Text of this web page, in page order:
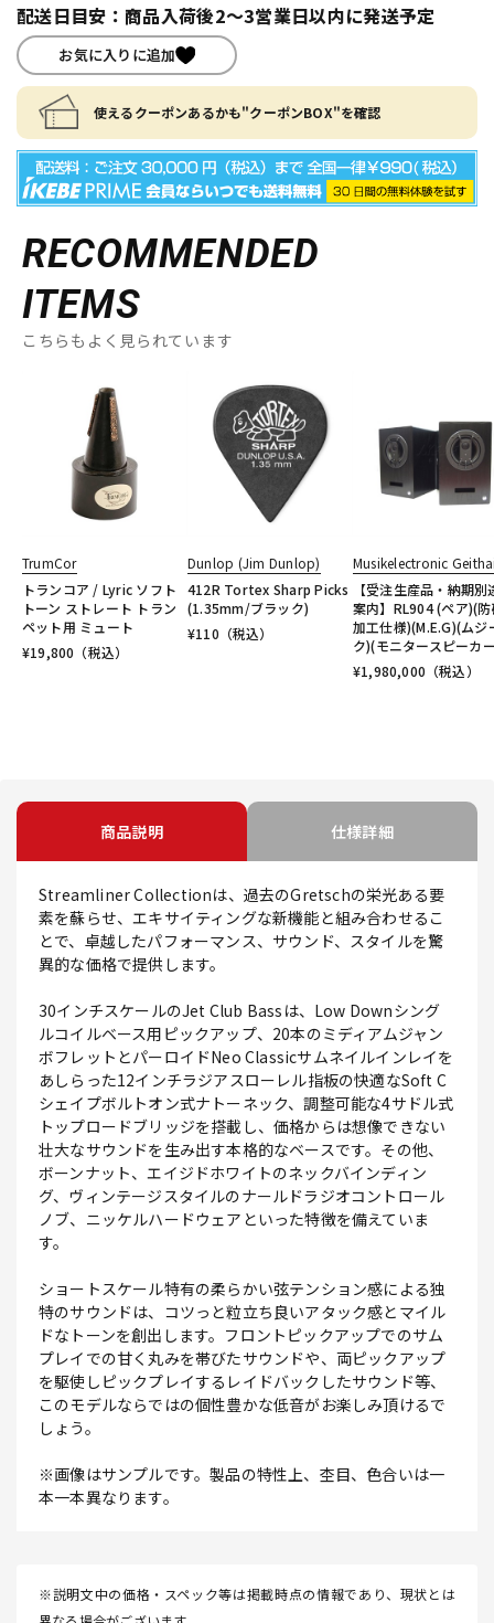
配送日目安：商品入荷後2～3営業日以内に発送予定
お気に入りに追加
使えるクーポンあるかも"クーポンBOX"を確認
RECOMMENDED
ITEMS
こちらもよく見られています
TrumCor
トランコア / Lyric ソフト
トーン ストレート トラン
ペット用 ミュート
¥19,800 （税込）
Dunlop (Jim Dunlop)
412R Tortex Sharp Picks
(1.35mm/ブラック)
¥110 （税込）
Musikelectronic
【受注生産品・納期別
案内】RL904 (ペア)(
加工仕様)(M.E.G)(ムジ
ク)(モニタースピーカ
¥1,980,000 （税込）
商品説明 仕様詳細
Streamliner Collectionは、過去のGretschの栄光ある要
素を蘇らせ、エキサイティングな新機能と組み合わせるこ
とで、卓越したパフォーマンス、サウンド、スタイルを驚
異的な価格で提供します。
30インチスケールのJet Club Bassは、Low Downシング
ルコイルベース用ピックアップ、20本のミディアムジャン
ボフレットとパーロイドNeo Classicサムネイルインレイを
あしらった12インチラジアスローレル指板の快適なSoft C
シェイプボルトオン式ナトーネック、調整可能な4サドル式
トップロードブリッジを搭載し、価格からは想像できない
壮大なサウンドを生み出す本格的なベースです。その他、
ボーンナット、エイジドホワイトのネックバインディン
グ、ヴィンテージスタイルのナールドラジオコントロール
ノブ、ニッケルハードウェアといった特徴を備えていま
す。
ショートスケール特有の柔らかい弦テンション感による独
特のサウンドは、コツっと粒立ち良いアタック感とマイル
ドなトーンを創出します。フロントピックアップでのサム
プレイでの甘く丸みを帯びたサウンドや、両ピックアップ
を駆使しピックプレイするレイドバックしたサウンド等、
このモデルならではの個性豊かな低音がお楽しみ頂けるで
しょう。
※画像はサンプルです。製品の特性上、杢目、色合いは一
本一本異なります。
※説明文中の価格・スペック等は掲載時点の情報であり、現状とは